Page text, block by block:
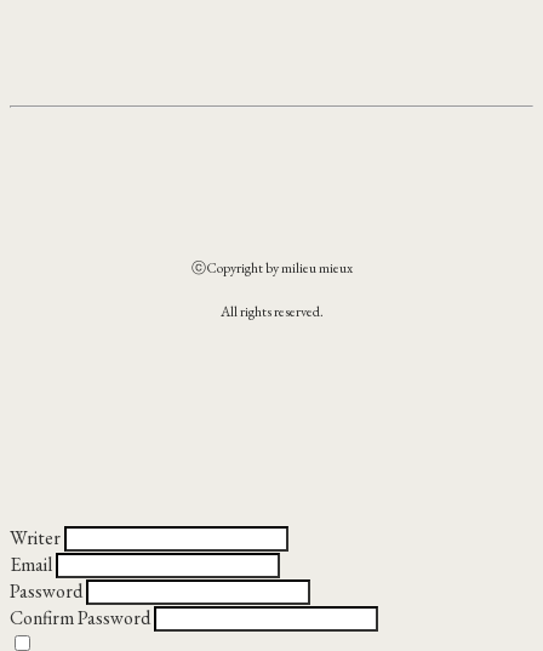
ⓒCopyright by milieu mieux
All rights reserved.
Writer
Email
Password
Confirm Password